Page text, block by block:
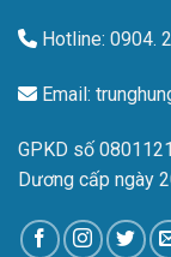
Hotline: 0904.
Email:
GPKD số
Dương cấp ngày